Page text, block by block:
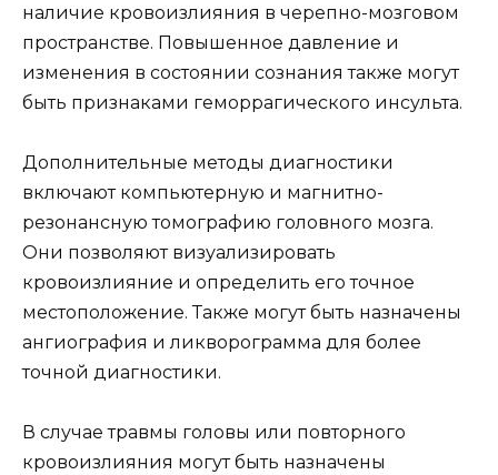
наличие кровоизлияния в черепно-мозговом
пространстве. Повышенное давление и
изменения в состоянии сознания также могут
быть признаками геморрагического инсульта.
Дополнительные методы диагностики
включают компьютерную и магнитно-
резонансную томографию головного мозга.
Они позволяют визуализировать
кровоизлияние и определить его точное
местоположение. Также могут быть назначены
ангиография и ликворограмма для более
точной диагностики.
В случае травмы головы или повторного
кровоизлияния могут быть назначены